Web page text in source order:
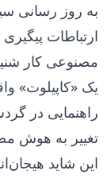
به روز رسانی
ارتباطات
مصنوعی کار
یک «کاپیلوت»
راهنمایی در
تغییر به هوش